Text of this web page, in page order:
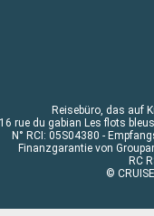
Reisebüro, das auf
rue du gabian Les flots
N° RCI: 05S04380 -
Finanzgarantie von
RC
©